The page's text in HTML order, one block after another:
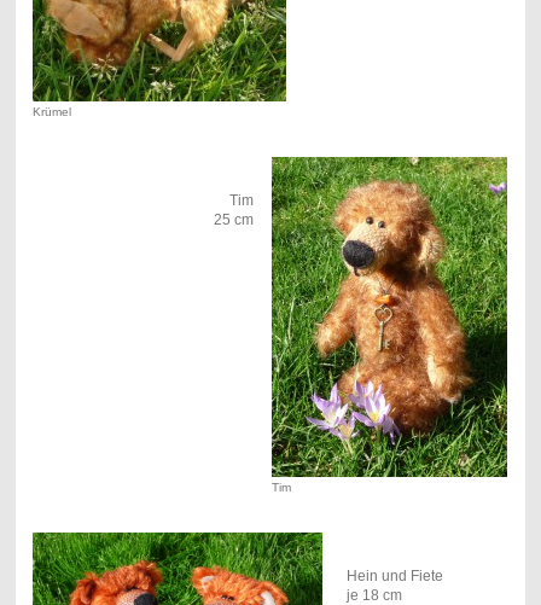
Krümel
Tim
Tim
25 cm
Hein und Fiete
je 18 cm